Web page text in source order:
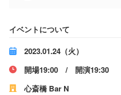
イベントについて
2023.01.24（火）
開場19:00 / 開演19:30
心斎橋 Bar N